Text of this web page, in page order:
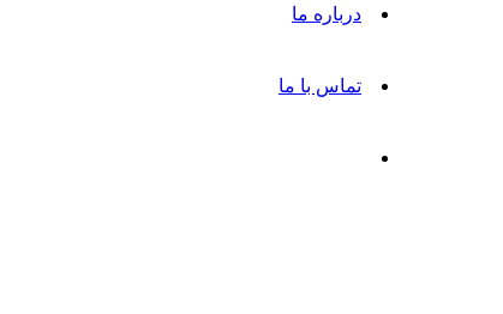
درباره ما
تماس با ما